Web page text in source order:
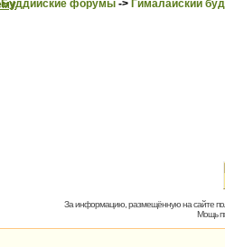
Буддийские форумы -> Гималайский
За информацию, размещённую на сайте
Мощь